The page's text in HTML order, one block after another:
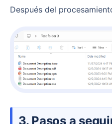
Después del
3. Pasos a